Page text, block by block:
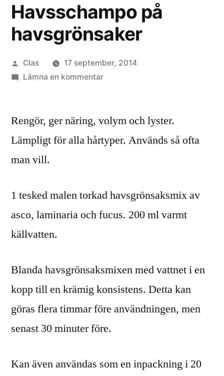
Havsschampo på
havsgrönsaker
Publicerat
av
Clas
17 september, 2014
Lämna en kommentartill
havsgrönsaker
Rengör, ger näring, volym och lyster.
Lämpligt för alla hårtyper. Används så ofta
man vill.
1 tesked malen torkad havsgrönsaksmix av
asco, laminaria och fucus. 200 ml varmt
källvatten.
Blanda havsgrönsaksmixen med vattnet i en
kopp till en krämig konsistens. Detta kan
göras flera timmar före användningen, men
senast 30 minuter före.
Kan även användas som en inpackning i 20